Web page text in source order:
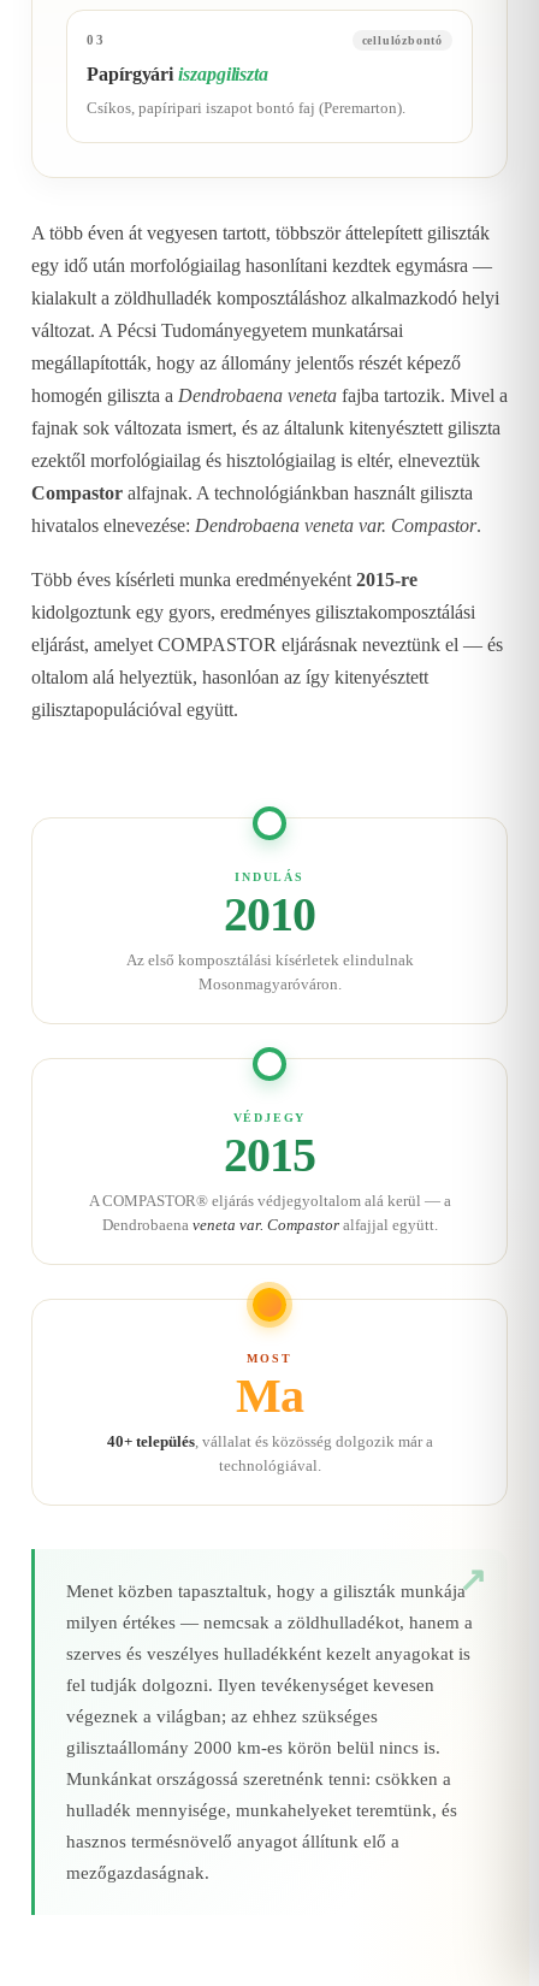
03 cellulózbontó
Papírgyáriiszapgiliszta
Csíkos, papíripari iszapot bontó faj (Peremarton).
A több éven át vegyesen tartott, többször áttelepített giliszták
egy idő után morfológiailag hasonlítani kezdtek egymásra —
kialakult a zöldhulladék komposztáláshoz alkalmazkodó helyi
változat. A Pécsi Tudományegyetem munkatársai
megállapították, hogy az állomány jelentős részét képező
homogén giliszta a Dendrobaena veneta fajba tartozik. Mivel a
fajnak sok változata ismert, és az általunk kitenyésztett giliszta
ezektől morfológiailag és hisztológiailag is eltér, elneveztük
Compastor alfajnak. A technológiánkban használt giliszta
hivatalos elnevezése: Dendrobaena veneta var. Compastor.
Több éves kísérleti munka eredményeként 2015-re
kidolgoztunk egy gyors, eredményes gilisztakomposztálási
eljárást, amelyet COMPASTOR eljárásnak neveztünk el — és
oltalom alá helyeztük, hasonlóan az így kitenyésztett
gilisztapopulációval együtt.
INDULÁS
2010
Az első komposztálási kísérletek elindulnak
Mosonmagyaróváron.
VÉDJEGY
2015
A COMPASTOR® eljárás védjegyoltalom alá kerül — a
Dendrobaena veneta var. Compastoralfajjal együtt.
MOST
Ma
40+ település, vállalat és közösség dolgozik már a
technológiával.
Menet közben tapasztaltuk, hogy a giliszták munkája
milyen értékes — nemcsak a zöldhulladékot, hanem a
szerves és veszélyes hulladékként kezelt anyagokat is
fel tudják dolgozni. Ilyen tevékenységet kevesen
végeznek a világban; az ehhez szükséges
gilisztaállomány 2000 km‑es körön belül nincs is.
Munkánkat országossá szeretnénk tenni: csökken a
hulladék mennyisége, munkahelyeket teremtünk, és
hasznos termésnövelő anyagot állítunk elő a
mezőgazdaságnak.